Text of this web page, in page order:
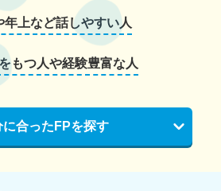
年上など話しやすい人
もつ人や経験豊富な人
に合ったFPを探す